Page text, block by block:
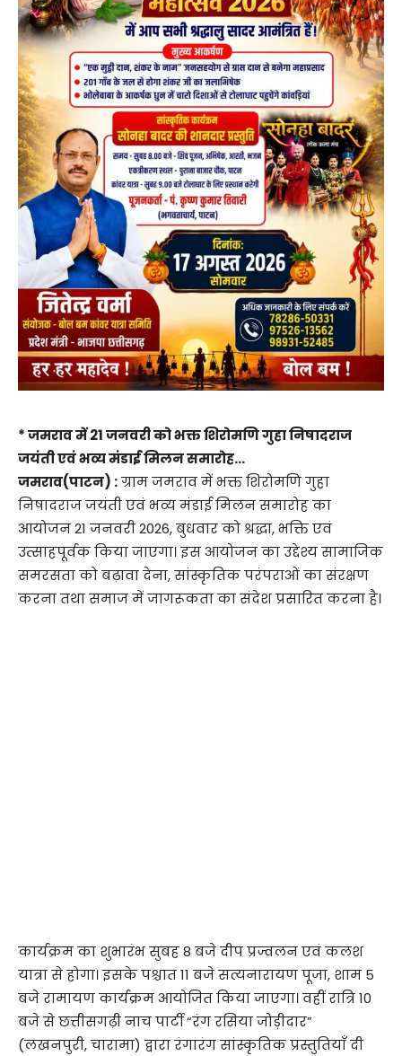
* जमराव में 21 जनवरी को भक्त शिरोमणि गुहा निषादराज
जयंती एवं भव्य मंडाई मिलन समारोह…
जमराव(पाटन) :ग्राम जमराव में भक्त शिरोमणि गुहा
निषादराज जयंती एवं भव्य मंडाई मिलन समारोह का
आयोजन 21 जनवरी 2026, बुधवार को श्रद्धा, भक्ति एवं
उत्साहपूर्वक किया जाएगा। इस आयोजन का उद्देश्य सामाजिक
समरसता को बढ़ावा देना, सांस्कृतिक परंपराओं का संरक्षण
करना तथा समाज में जागरूकता का संदेश प्रसारित करना है।
कार्यक्रम का शुभारंभ सुबह 8 बजे दीप प्रज्वलन एवं कलश
यात्रा से होगा। इसके पश्चात 11 बजे सत्यनारायण पूजा, शाम 5
बजे रामायण कार्यक्रम आयोजित किया जाएगा। वहीं रात्रि 10
बजे से छत्तीसगढ़ी नाच पार्टी “रंग रसिया जोड़ीदार”
(लखनपुरी, चारामा) द्वारा रंगारंग सांस्कृतिक प्रस्तुतियाँ दी